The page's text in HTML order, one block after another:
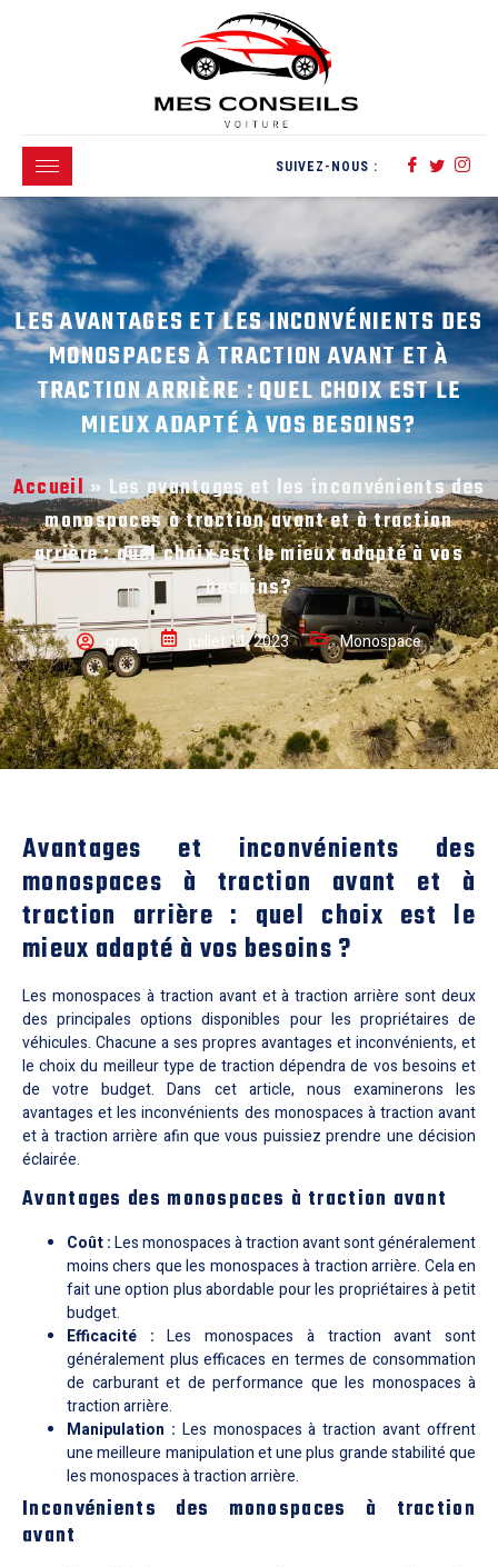
SUIVEZ-NOUS :
LES AVANTAGES ET LES INCONVÉNIENTS DES
MONOSPACES À TRACTION AVANT ET À
TRACTION ARRIÈRE : QUEL CHOIX EST LE
MIEUX ADAPTÉ À VOS BESOINS?
Accueil » Les avantages et les inconvénients des
monospaces à traction avant et à traction
arrière : quel choix est le mieux adapté à vos
besoins?
greg juillet 11, 2023 Monospace
Avantages et inconvénients des
monospaces à traction avant et à
traction arrière : quel choix est le
mieux adapté à vos besoins ?
Les monospaces à traction avant et à traction arrière sont deux
des principales options disponibles pour les propriétaires de
véhicules. Chacune a ses propres avantages et inconvénients, et
le choix du meilleur type de traction dépendra de vos besoins et
de votre budget. Dans cet article, nous examinerons les
avantages et les inconvénients des monospaces à traction avant
et à traction arrière afin que vous puissiez prendre une décision
éclairée.
Avantages des monospaces à traction avant
Coût :Les monospaces à traction avant sont généralement
moins chers que les monospaces à traction arrière. Cela en
fait une option plus abordable pour les propriétaires à petit
budget.
Efficacité : Les monospaces à traction avant sont
généralement plus efficaces en termes de consommation
de carburant et de performance que les monospaces à
traction arrière.
Manipulation : Les monospaces à traction avant offrent
une meilleure manipulation et une plus grande stabilité que
les monospaces à traction arrière.
Inconvénients des monospaces à traction
avant